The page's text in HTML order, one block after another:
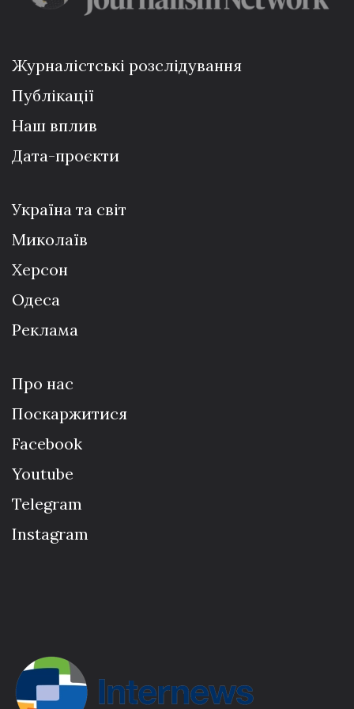
Журналістські розслідування
Публікації
Наш вплив
Дата-проєкти
Україна та світ
Миколаїв
Херсон
Одеса
Реклама
Про нас
Поскаржитися
Facebook
Youtube
Telegram
Instagram